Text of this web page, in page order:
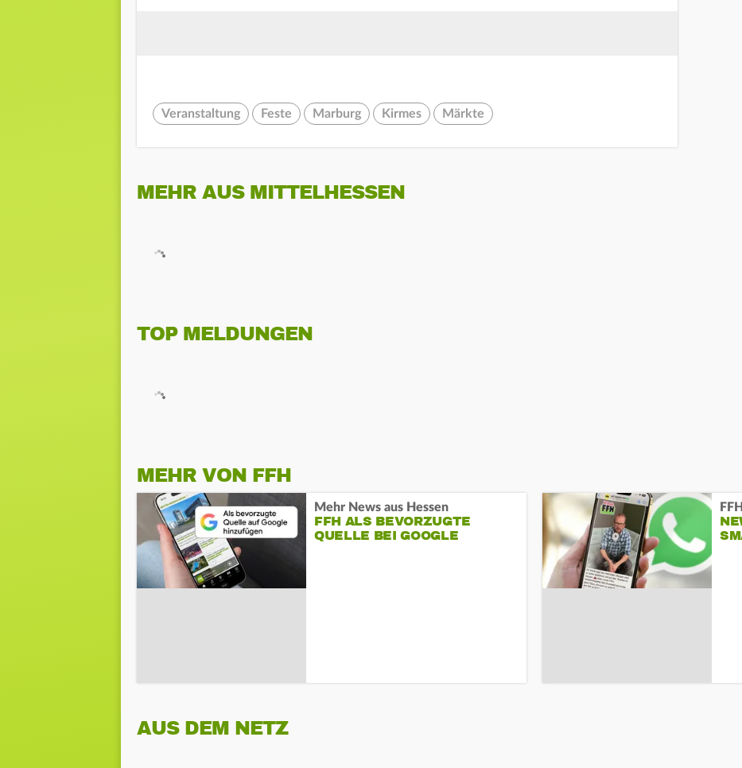
Veranstaltung Feste Marburg Kirmes Märkte
MEHR AUS MITTELHESSEN
TOP MELDUNGEN
MEHR VON FFH
Mehr News aus Hessen
FFH ALS BEVORZUGTE
QUELLE BEI GOOGLE
AUS DEM NETZ